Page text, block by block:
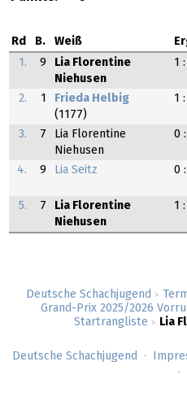
Deutsche Schachjugend >
Grand-Prix 2025/2026
Startrangliste > Lia
Rd B. Weiß
1.
9
Lia Florentine
Niehusen
1
2.
1
Frieda Helbig
(1177)
1
3.
7
Lia Florentine
Niehusen
0 :
4. 9 Lia Seitz 0 :
5.
7
Lia Florentine
Niehusen
1
Deutsche Schachjugend